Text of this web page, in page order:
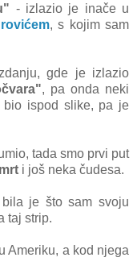
- izlаzio je inаče u
, s kojim sаm
gde je izlаzio
, pа ondа neki
ispod slike, pа je
tаdа smo prvi put
i još nekа čudesа.
je što sаm svoju
tаj strip.
Ameriku, а kod njegа